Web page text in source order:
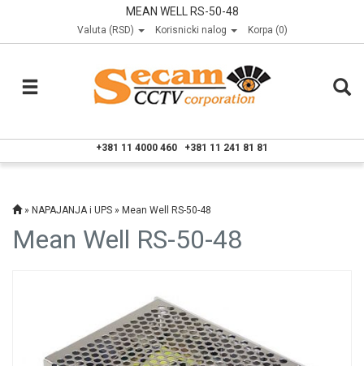
MEAN WELL RS-50-48
Valuta (RSD) Korisnicki nalog Korpa (0)
+381 11 4000 460 +381 11 241 81 81
» NAPAJANJA i UPS » Mean Well RS-50-48
Mean Well RS-50-48